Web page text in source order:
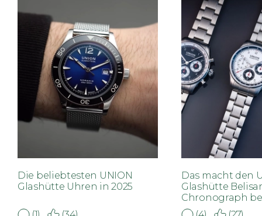
Die beliebtesten UNION
Glashütte Uhren in 2025
Das macht den
Glashütte Belisar
Chronograph